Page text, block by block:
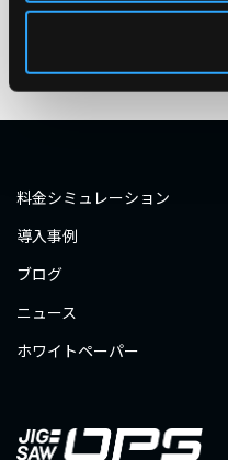
料金シミュレーション
導入事例
ブログ
ニュース
ホワイトペーパー